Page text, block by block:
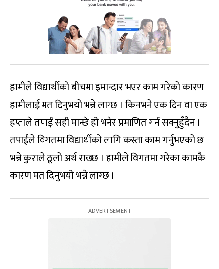
हामीले विद्यार्थीको बीचमा इमान्दार भएर काम गरेको कारण
हामीलाई मत दिनुभयो भन्ने लाग्छ । किनभने एक दिन वा एक
हप्ताले तपाईं सही मान्छे हो भनेर प्रमाणित गर्न सक्नुहुँदैन ।
तपाईंले विगतमा विद्यार्थीको लागि कस्ता काम गर्नुभएको छ
भन्ने कुराले ठूलो अर्थ राख्छ । हामीले विगतमा गरेका कामकै
कारण मत दिनुभयो भन्ने लाग्छ ।